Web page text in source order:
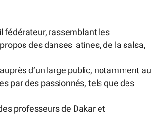
fédérateur, rassemblant les
des danses latines, de la salsa,
d’un large public, notamment au
par des passionnés, tels que des
professeurs de Dakar et